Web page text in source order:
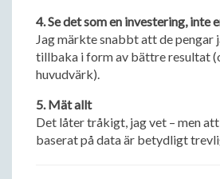
4. Se det som en investering, inte
Jag märkte snabbt att de pengar
tillbaka i form av bättre resultat
huvudvärk).
5. Mät allt
Det låter tråkigt, jag vet – men
baserat på data är betydligt